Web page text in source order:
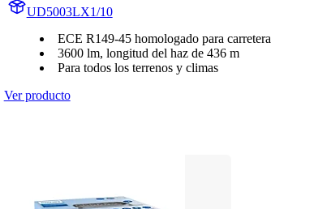
UD5003LX1/10
ECE R149-45 homologado para carretera
3600 lm, longitud del haz de 436 m
Para todos los terrenos y climas
Ver producto